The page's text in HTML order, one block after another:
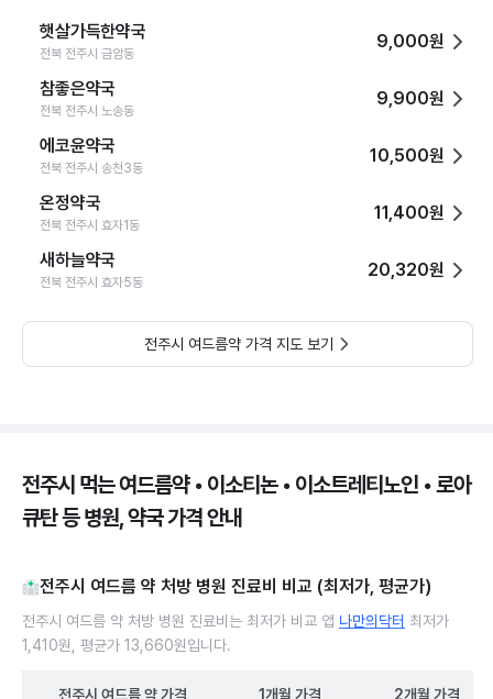
햇살가득한약국
전북 전주시 금암동
9,000원
참좋은약국
전북 전주시 노송동
9,900원
에코윤약국
전북 전주시 송천3동
10,500원
온정약국
전북 전주시 효자1동
11,400원
새하늘약국
전북 전주시 효자5동
20,320원
전주시 여드름약 가격 지도 보기
전주시 먹는 여드름약 • 이소티논 • 이소트레티노인 • 로아
큐탄 등 병원, 약국 가격 안내
전주시 여드름 약 처방 병원 진료비 비교 (최저가, 평균가)
전주시 여드름 약 처방 병원 진료비는 최저가 비교 앱 나만의닥터 최저가
1,410원, 평균가 13,660원입니다.
전주시 여드름 약가격 1개월 가격 2개월 가격